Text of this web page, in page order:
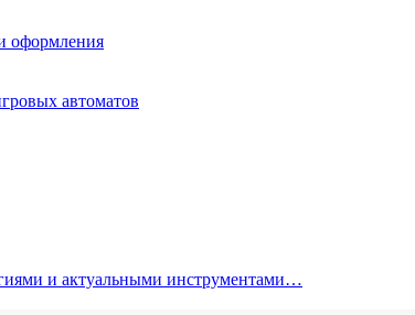
оформления
автоматов
и актуальными инструментами…